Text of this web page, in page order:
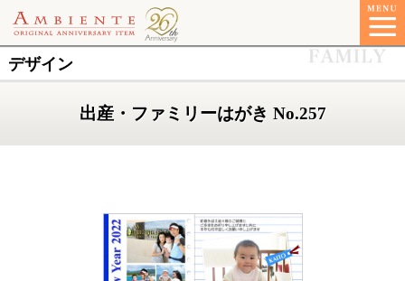
デザイン
出産・ファミリーはがき No.257